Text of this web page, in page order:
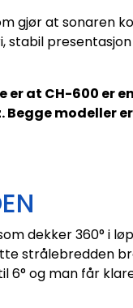
gjør at sonaren
at CH-600 er
Begge modeller
dekker 360° i
strålebredden
og man får